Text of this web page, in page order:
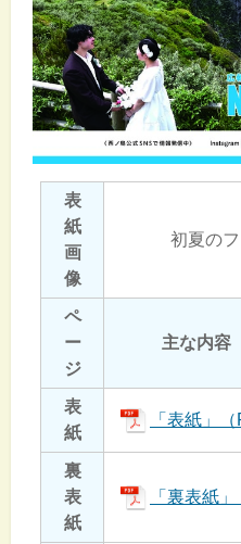
表
紙
画
像
初夏の
ペ
ー
ジ
主な内容
表
紙
「表紙」
裏
表
紙
「裏表紙